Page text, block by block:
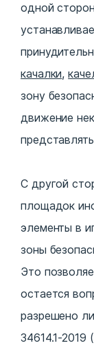
одной
качалки,
зону
движение
С другой
площадок
элементы в
зоны
Это
остается
разрешено
34614.1-2019